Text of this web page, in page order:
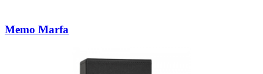
Memo Marfa